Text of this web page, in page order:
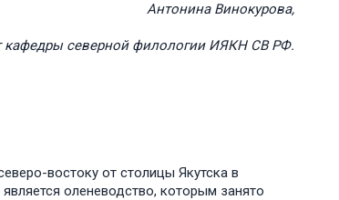
Антонина Винокурова,
кафедры северной филологии ИЯКН СВ РФ.
востоку от столицы Якутска в
оленеводство, которым занято